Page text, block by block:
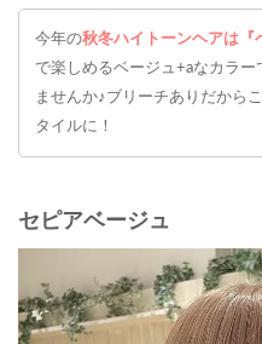
今年の秋冬ハイトーンヘアは『
で楽しめるベージュ+aなカラ
ませんか♪ブリーチありだから
タイルに！
セピアベージュ